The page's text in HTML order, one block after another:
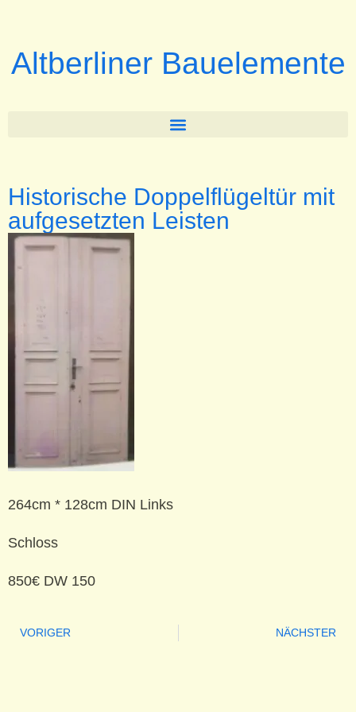
Altberliner Bauelemente
Historische Doppelflügeltür mit
aufgesetzten Leisten
264cm * 128cm DIN Links
Schloss
850€ DW 150
VORIGER NÄCHSTER